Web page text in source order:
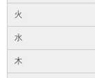
火
水
木